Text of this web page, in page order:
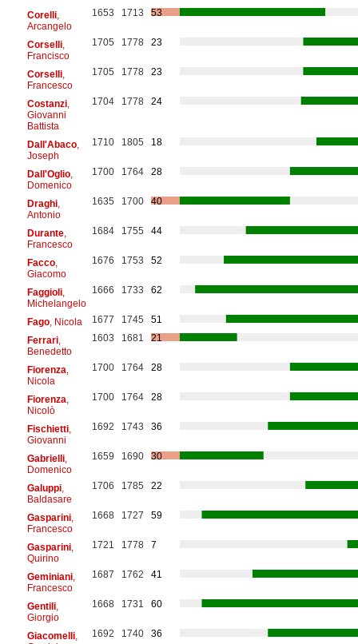
Corelli,
Arcangelo
1653 1713 53
Corselli,
Francisco
1705 1778 23
Corselli,
Francesco
1705 1778 23
Costanzi,
Giovanni
Battista
1704 1778 24
Dall'Abaco,
Joseph
1710 1805 18
Dall'Oglio,
Domenico
1700 1764 28
Draghi,
Antonio
1635 1700 40
Durante,
Francesco
1684 1755 44
Facco,
Giacomo
1676 1753 52
Faggioli,
Michelangelo
1666 1733 62
Fago, Nicola 1677 1745
51
Ferrari,
Benedetto
1603 1681 21
Fiorenza
Nicola
1700 1764 28
Fiorenza
Nicolò
1700 1764 28
Fischietti,
Giovanni
1692 1743 36
Gabrielli,
Domenico
1659 1690 30
Galuppi,
Baldasare
1706 1785 22
Gasparini,
Francesco
1668 1727 59
Gasparini,
Quirino
1721 1778 7
Geminiani,
Francesco
1687 1762 41
Gentili,
Giorgio
1668 1731 60
Giacomelli,
1692 1740 36